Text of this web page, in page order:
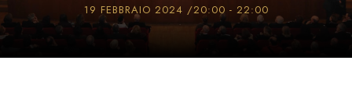
19 FEBBRAIO 2024 /20:00 - 22:00